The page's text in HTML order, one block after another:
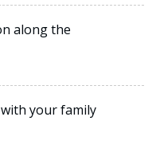
along the
your family